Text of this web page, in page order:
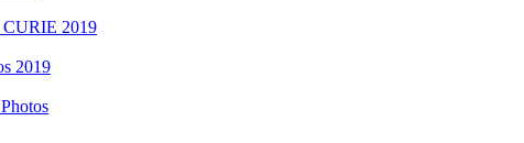
2019
2019